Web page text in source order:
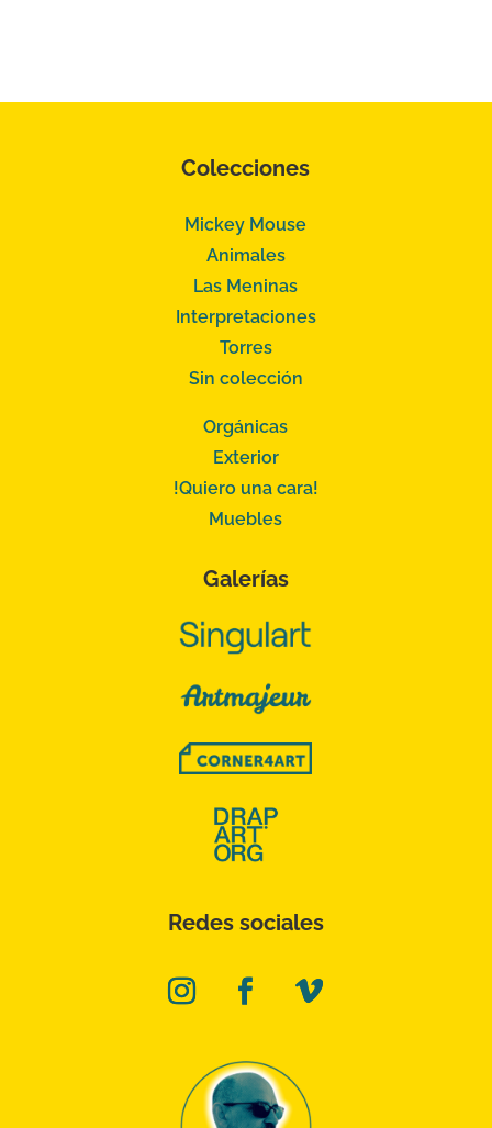
Colecciones
Mickey Mouse
Animales
Las Meninas
Interpretaciones
Torres
Sin colección
Orgánicas
Exterior
!Quiero una cara!
Muebles
Galerías
Redes sociales